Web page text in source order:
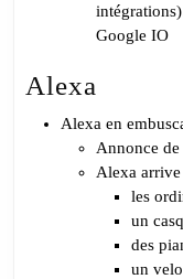
Google IO
Alexa
Alexa en
Annonce
Alexa arrive
les
un
des
un